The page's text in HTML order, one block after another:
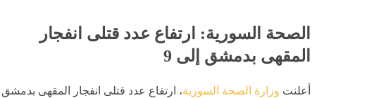
الصحة السورية: ارتفاع عدد قتلى انفجار
المقهى بدمشق إلى 9
أعلنت وزارة الصحة السورية، ارتفاع عدد قتلى انفجار المقهى بدمشق